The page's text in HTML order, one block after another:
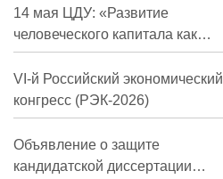
долгосрочной перспективе»
14 мая ЦДУ: «Развитие
человеческого капитала как
фактор экономического роста»
VI-й Российский экономический
конгресс (РЭК-2026)
Объявление о защите
кандидатской диссертации